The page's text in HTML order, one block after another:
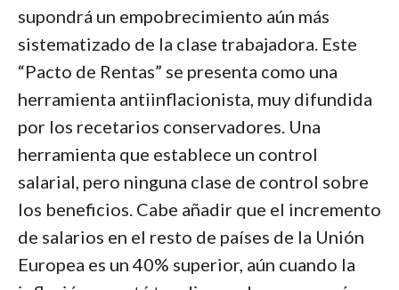
supondrá un empobrecimiento aún más
sistematizado de la clase trabajadora. Este
“Pacto de Rentas” se presenta como una
herramienta antiinflacionista, muy difundida
por los recetarios conservadores. Una
herramienta que establece un control
salarial, pero ninguna clase de control sobre
los beneficios. Cabe añadir que el incremento
de salarios en el resto de países de la Unión
Europea es un 40% superior, aún cuando la